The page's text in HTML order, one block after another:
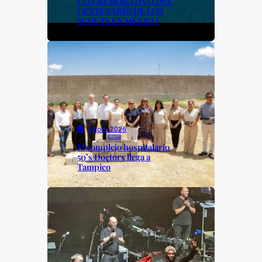
CENTENARIO DE LOS
SCOUTS EN MÉXICO
Ago 6, 2026
El complejo hospitalario
50’s Doctors llega a
Tampico